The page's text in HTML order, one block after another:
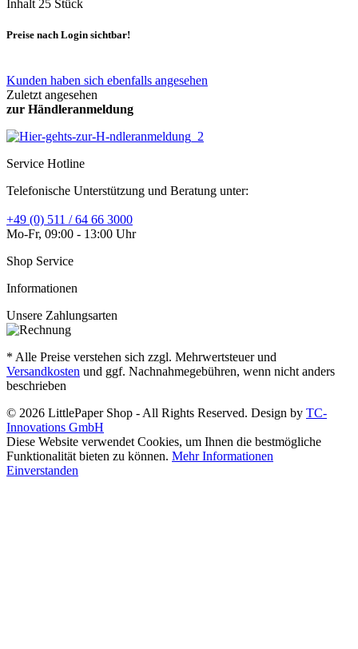
Inhalt 25 Stück
Preise nach Login sichtbar!
Kunden haben sich ebenfalls angesehen
Zuletzt angesehen
zur Händleranmeldung
Service Hotline
Telefonische Unterstützung und Beratung unter:
+49 (0) 511 / 64 66 3000
Mo-Fr, 09:00 - 13:00 Uhr
Shop Service
Informationen
Unsere Zahlungsarten
* Alle Preise verstehen sich zzgl. Mehrwertsteuer und
Versandkosten und ggf. Nachnahmegebühren, wenn nicht anders
beschrieben
© 2026 LittlePaper Shop - All Rights Reserved. Design by TC-
Innovations GmbH
Diese Website verwendet Cookies, um Ihnen die bestmögliche
Funktionalität bieten zu können. Mehr Informationen
Einverstanden